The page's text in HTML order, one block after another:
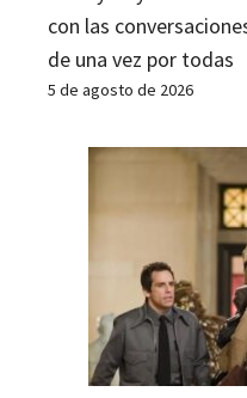
con las
de una vez por todas
5 de agosto de 2026